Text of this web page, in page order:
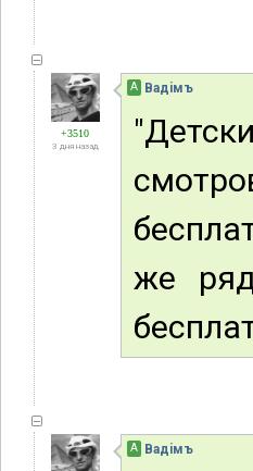
+3510
3 дня назад
А Вадiмъ
же
А Вадiмъ